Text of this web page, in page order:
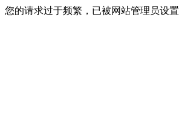
您的请求过于频繁，已被网站管理员设